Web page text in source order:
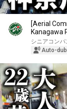
[Aerial
Kanagawa
シニアコンパ
Auto-